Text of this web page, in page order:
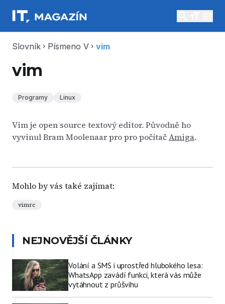
Slovník chevron_right Písmeno V chevron_right vim
vim
Programy Linux
Vim je open source textový editor. Původně ho
vyvinul Bram Moolenaar pro pro počítačAmiga.
Mohlo by vás také zajímat:
vimrc
NEJNOVĚJŠÍ ČLÁNKY
Volání a SMS i uprostřed hlubokého lesa:
WhatsApp zavádí funkci, která vás může
vytáhnout z průšvihu